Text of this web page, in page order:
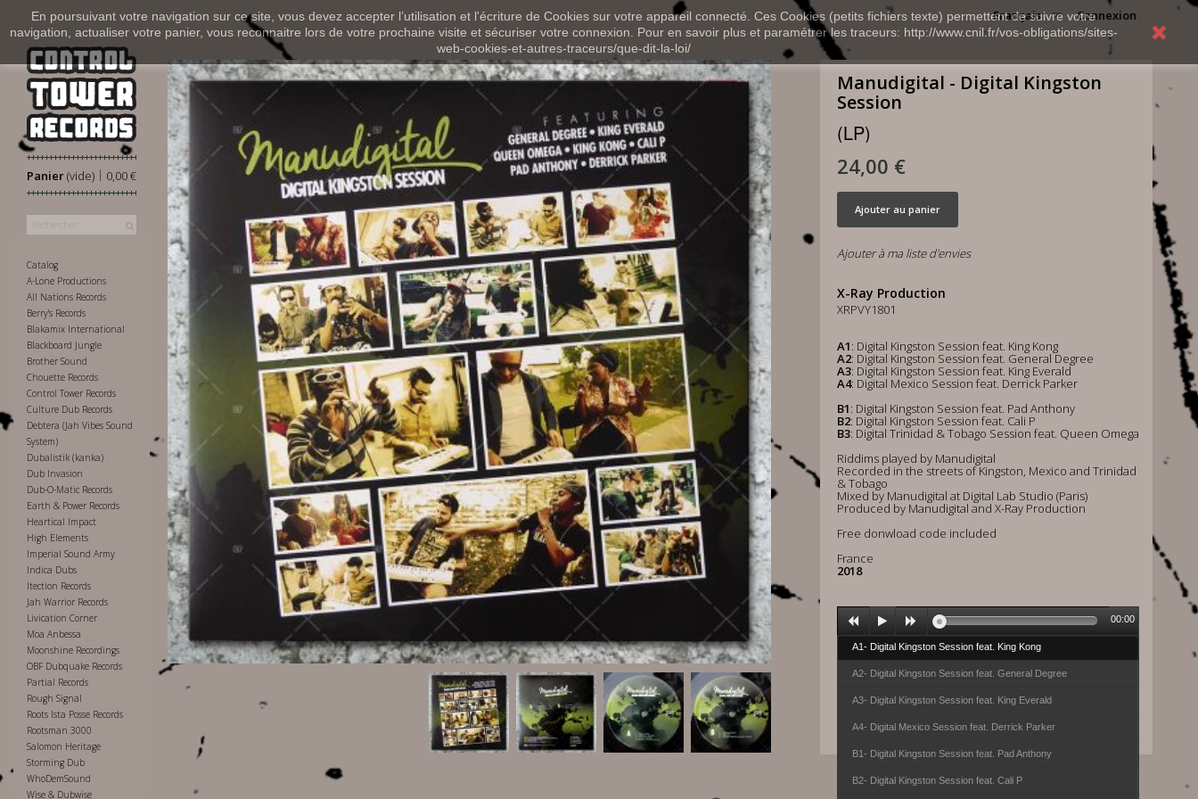
En poursuivant votre navigation sur ce site, vous devez accepter l’utilisation et l'écriture de Cookies sur votre appareil connecté. Ces Cookies (petits fichiers texte) permettent de suivre votre
navigation, actualiser votre panier, vous reconnaitre lors de votre prochaine visite et sécuriser votre connexion. Pour en savoir plus et paramétrer les traceurs: http://www.cnil.fr/vos-obligations/sites-
web-cookies-et-autres-traceurs/que-dit-la-loi/
Connexion
Français
Panier 0,00 €
|
(vide)
Catalog
A-Lone Productions
All Nations Records
Berry's Records
Blakamix International
Blackboard Jungle
Brother Sound
Chouette Records
Control Tower Records
Culture Dub Records
Debtera (Jah Vibes Sound
System)
Dubalistik (kanka)
Dub Invasion
Dub-O-Matic Records
Earth & Power Records
Heartical Impact
High Elements
Imperial Sound Army
Indica Dubs
Itection Records
Jah Warrior Records
Livication Corner
Moa Anbessa
Moonshine Recordings
OBF Dubquake Records
Partial Records
Rough Signal
Roots Ista Posse Records
Rootsman 3000
Salomon Heritage
Storming Dub
WhoDemSound
Wise & Dubwise
Manudigital - Digital Kingston
Session
(LP)
24,00 €
Ajouter au panier
Ajouter à ma liste d'envies
X-Ray Production
XRPVY1801
A1: Digital Kingston Session feat. King Kong
A2: Digital Kingston Session feat. General Degree
A3: Digital Kingston Session feat. King Everald
A4: Digital Mexico Session feat. Derrick Parker
B1: Digital Kingston Session feat. Pad Anthony
B2: Digital Kingston Session feat. Cali P
B3: Digital Trinidad & Tobago Session feat. Queen Omega
Riddims played by Manudigital
Recorded in the streets of Kingston, Mexico and Trinidad
& Tobago
Mixed by Manudigital at Digital Lab Studio (Paris)
Produced by Manudigital and X-Ray Production
Free donwload code included
France
2018
A1- Digital Kingston Session feat. King Kong
A2- Digital Kingston Session feat. General Degree
A3- Digital Kingston Session feat. King Everald
A4- Digital Mexico Session feat. Derrick Parker
B1- Digital Kingston Session feat. Pad Anthony
B2- Digital Kingston Session feat. Cali P
00:00